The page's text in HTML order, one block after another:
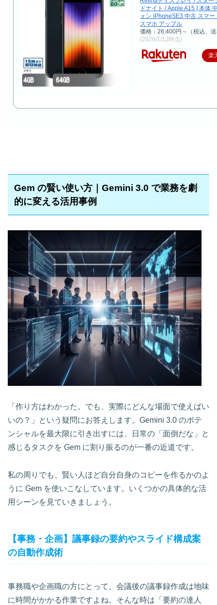
ドナイト / Apple A15 ] 本体
ォン iPhoneSE3 中古 スマー
スマホ アップル
価格：26,400円～（税込、
(2026/1/12時点)
楽
Gem の賢い使い方｜Gemini 3.0 で業務を劇
的に変える活用事例
「作り方はわかった。でも、実際にどんな場面で使えばい
いの？」という疑問にお答えします。Gemini 3.0 のポテ
ンシャルを最大限に引き出すには、日常の「面倒だな」と
感じるタスクを Gem に割り振るのが一番の近道です。
私の周りでも、賢い人ほど自分自身のコピーを作るかのよ
うに Gem を使いこなしています。いくつかの具体的な活
用シーンを見ていきましょう。
【事務・企画】議事録の要約やスライド構成案
の自動作成術
事務職や企画職の方にとって、会議後の議事録作成は地味
に時間がかかる作業ですよね。そんな時は「要約の達人